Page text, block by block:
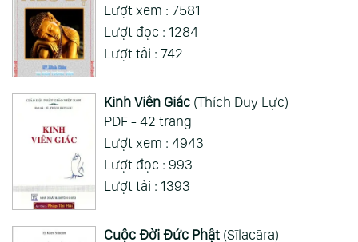
Lượt xem : 7581
Lượt đọc : 1284
Lượt tải : 742
Kinh Viên Giác(Thích Duy Lực)
PDF - 42 trang
Lượt xem : 4943
Lượt đọc : 993
Lượt tải : 1393
Cuộc Đời Đức Phật(Sīlacāra)